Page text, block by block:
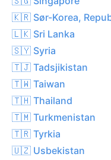
🇰🇷 Sør-Korea,
🇱🇰 Sri Lanka
🇸🇾 Syria
🇹🇯 Tadsjikistan
🇹🇼 Taiwan
🇹🇭 Thailand
🇹🇲 Turkmenistan
🇹🇷 Tyrkia
🇺🇿 Usbekistan